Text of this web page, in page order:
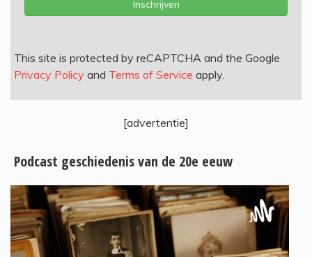
Inschrijven
This site is protected by reCAPTCHA and the Google
Privacy Policy and Terms of Service apply.
[advertentie]
Podcast geschiedenis van de 20e eeuw